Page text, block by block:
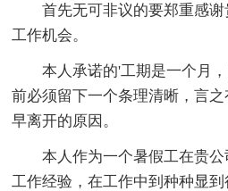
首先无可非议的要郑重感谢
工作机会。
本人承诺的'工期是一个月，
前必须留下一个条理清晰，言
早离开的原因。
本人作为一个暑假工在贵公
工作经验，在工作中到种种显